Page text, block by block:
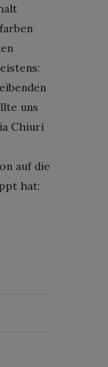
uns
Chiuri
auf die
hat: